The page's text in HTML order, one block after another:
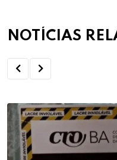
NOTÍCIAS